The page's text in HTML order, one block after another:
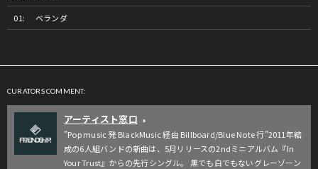
ベランダ
CURATORS COMMENT:
アーティスト窓口 »
”Pop music 発 BlackMusic 経由 Billboard/Blue Note 行”2011年結
成の6人組バンドの新曲は、5月リリースの2ndミニアルバム『In
Your Trust』からの先行シングル。 黒でも白でもないグレーゾーン